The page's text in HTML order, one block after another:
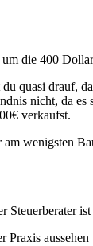
die 400
drauf,
nicht, da
verkaufst.
wenigsten
Steuerberater